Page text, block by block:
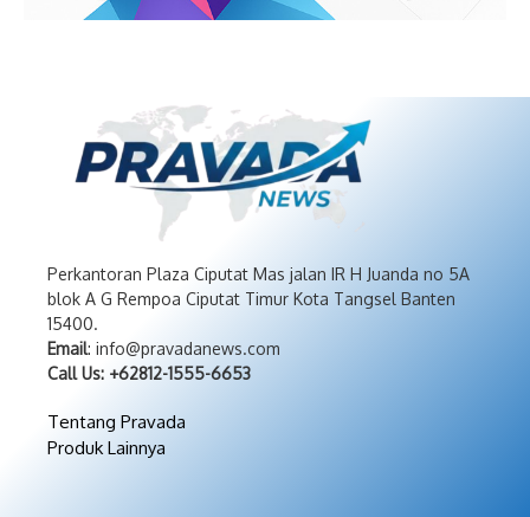
Perkantoran Plaza Ciputat Mas jalan IR H Juanda no 5A
blok A G Rempoa Ciputat Timur Kota Tangsel Banten
15400.
Email: info@pravadanews.com
Call Us: +62812-1555-6653
Tentang Pravada
Produk Lainnya